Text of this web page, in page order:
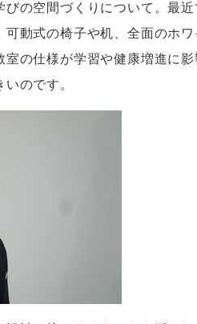
の空間づくりについて。最
動式の椅子や机、全面のホワ
の仕様が学習や健康増進に
のです。